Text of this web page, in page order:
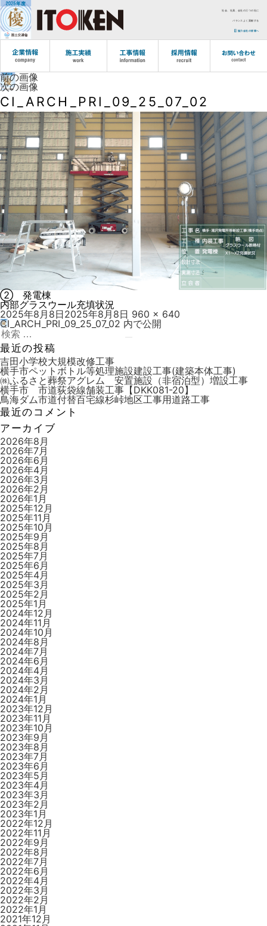
社会、社員、会社の三つの社に
バランスよく貢献する
協力会社の皆様へ
前の画像
次の画像
CI_ARCH_PRI_09_25_07_02
② 発電棟
内部グラスウール充填状況
投
稿
日:
2025年8月8日2025年8月8日 フ
ル
サ
960 × 640
投
稿
ナ
ビ
ゲ
ー
シ
ョ
ン
CI_ARCH_PRI_09_25_07_02 内で公開
検
索:
最近の投稿
吉田小学校大規模改修工事
横手市ペットボトル等処理施設建設工事(建築本体工事)
㈱ふるさと葬祭アグレム 安置施設（非宿泊型）増設工事
横手市 市道荻袋線舗装工事【DKK081-20】
鳥海ダム市道付替百宅線杉峠地区工事用道路工事
最近のコメント
アーカイブ
2026年8月
2026年7月
2026年6月
2026年4月
2026年3月
2026年2月
2026年1月
2025年12月
2025年11月
2025年10月
2025年9月
2025年8月
2025年7月
2025年6月
2025年4月
2025年3月
2025年2月
2025年1月
2024年12月
2024年11月
2024年10月
2024年8月
2024年7月
2024年6月
2024年4月
2024年3月
2024年2月
2024年1月
2023年12月
2023年11月
2023年10月
2023年9月
2023年8月
2023年7月
2023年6月
2023年5月
2023年4月
2023年3月
2023年2月
2023年1月
2022年12月
2022年11月
2022年9月
2022年8月
2022年7月
2022年6月
2022年4月
2022年3月
2022年2月
2022年1月
2021年12月